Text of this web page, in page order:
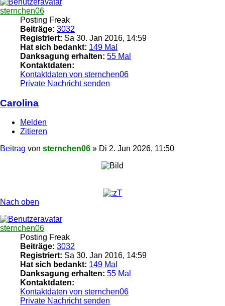
sternchen06
Posting Freak
Beiträge: 3032
Registriert: Sa 30. Jan 2016, 14:59
Hat sich bedankt: 149 Mal
Danksagung erhalten: 55 Mal
Kontaktdaten:
Kontaktdaten von sternchen06
Private Nachricht senden
Carolina
Melden
Zitieren
Beitrag von sternchen06 » Di 2. Jun 2026, 11:50
Nach oben
sternchen06
Posting Freak
Beiträge: 3032
Registriert: Sa 30. Jan 2016, 14:59
Hat sich bedankt: 149 Mal
Danksagung erhalten: 55 Mal
Kontaktdaten:
Kontaktdaten von sternchen06
Private Nachricht senden